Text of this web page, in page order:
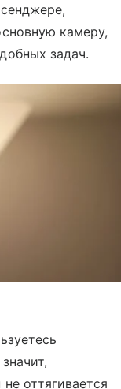
камеру,
задач.
оттягивается